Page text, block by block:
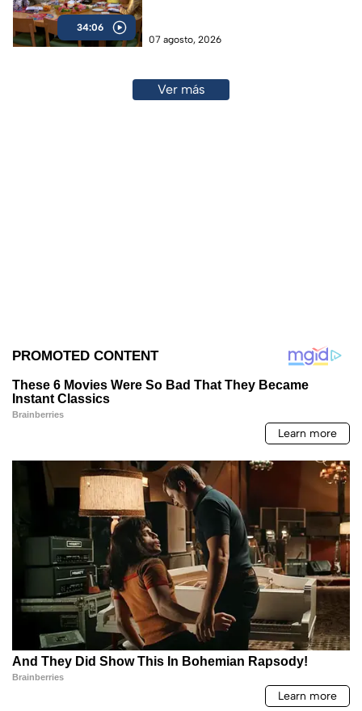
34:06
07 agosto, 2026
Ver más